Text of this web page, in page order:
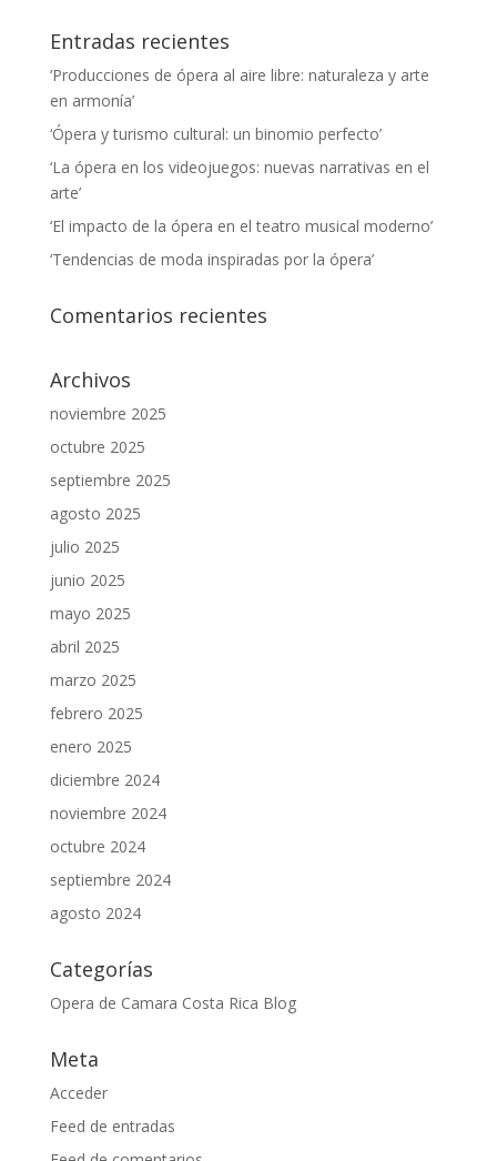
Entradas recientes
‘Producciones de ópera al aire libre: naturaleza y arte
en armonía’
‘Ópera y turismo cultural: un binomio perfecto’
‘La ópera en los videojuegos: nuevas narrativas en el
arte’
‘El impacto de la ópera en el teatro musical moderno’
‘Tendencias de moda inspiradas por la ópera’
Comentarios recientes
Archivos
noviembre 2025
octubre 2025
septiembre 2025
agosto 2025
julio 2025
junio 2025
mayo 2025
abril 2025
marzo 2025
febrero 2025
enero 2025
diciembre 2024
noviembre 2024
octubre 2024
septiembre 2024
agosto 2024
Categorías
Opera de Camara Costa Rica Blog
Meta
Acceder
Feed de entradas